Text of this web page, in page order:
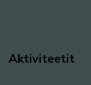
Aktiviteetit